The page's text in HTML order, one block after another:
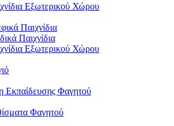
Εξωτερικού Χώρου
Παιχνίδια
Παιχνίδια
Εξωτερικού Χώρου
Εκπαίδευσης Φαγητού
Φαγητού